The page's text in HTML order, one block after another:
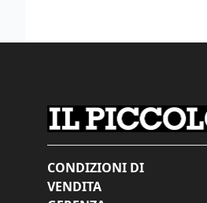
CONDIZIONI DI
VENDITA